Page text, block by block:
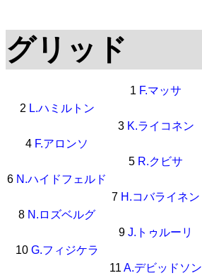
グリッド
1 F.マッサ
2 L.ハミルトン
3 K.ライコネン
4 F.アロンソ
5 R.クビサ
6 N.ハイドフェルド
7 H.コバライネン
8 N.ロズベルグ
9 J.トゥルーリ
10 G.フィジケラ
11 A.デビッドソン